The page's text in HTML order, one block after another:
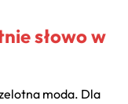
słowo w
moda. Dla